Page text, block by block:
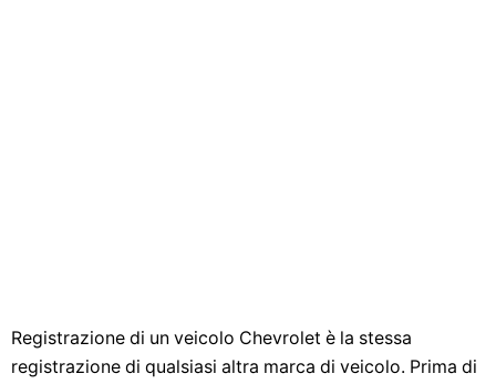
Registrazione di un veicolo Chevrolet è la stessa
registrazione di qualsiasi altra marca di veicolo. Prima di